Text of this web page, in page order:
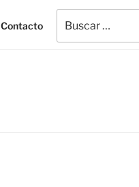
Contacto
por: